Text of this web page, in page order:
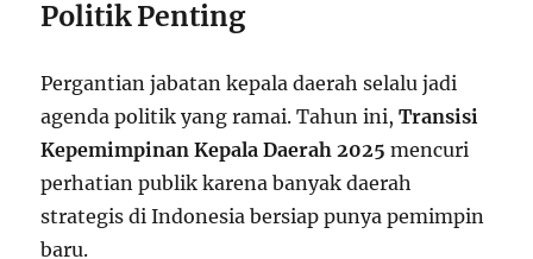
Politik Penting
Pergantian jabatan kepala daerah selalu jadi
agenda politik yang ramai. Tahun ini,Transisi
Kepemimpinan Kepala Daerah 2025 mencuri
perhatian publik karena banyak daerah
strategis di Indonesia bersiap punya pemimpin
baru.